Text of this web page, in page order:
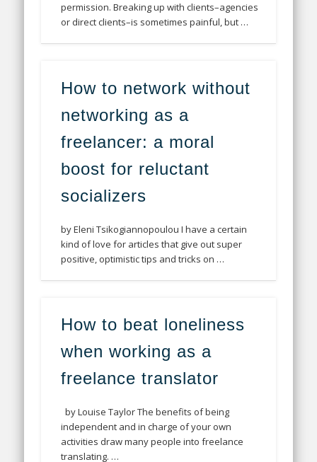
permission. Breaking up with clients–agencies
or direct clients–is sometimes painful, but …
How to network without
networking as a
freelancer: a moral
boost for reluctant
socializers
by Eleni Tsikogiannopoulou I have a certain
kind of love for articles that give out super
positive, optimistic tips and tricks on …
How to beat loneliness
when working as a
freelance translator
by Louise Taylor The benefits of being
independent and in charge of your own
activities draw many people into freelance
translating. …